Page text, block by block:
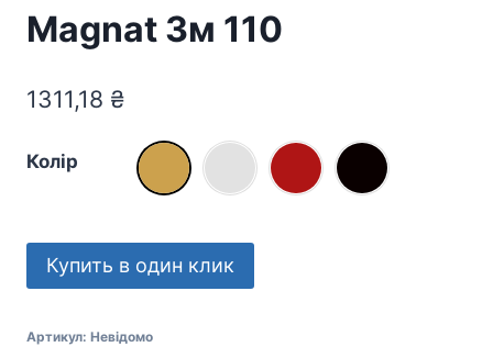
Magnat 3м 110
1311,18 ₴
Колір
Купить в один клик
Артикул: Невідомо